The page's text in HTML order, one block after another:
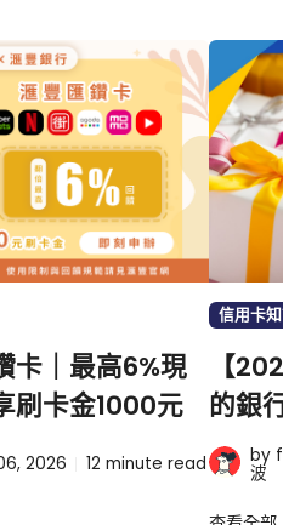
卡｜最高6%現
刷卡金1000元
2026 12 minute read
信用卡
【
的銀
by
波